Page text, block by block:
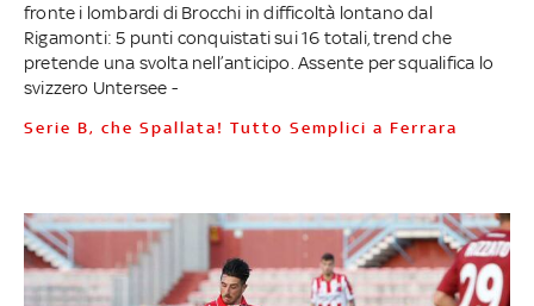
fronte i lombardi di Brocchi in difficoltà lontano dal
Rigamonti: 5 punti conquistati sui 16 totali, trend che
pretende una svolta nell’anticipo. Assente per squalifica lo
svizzero Untersee -
Serie B, che Spallata! Tutto Semplici a Ferrara